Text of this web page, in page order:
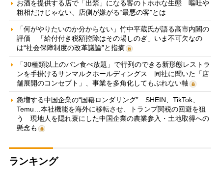
お酒を提供する店で「出禁」になる客のトホホな生態 嘔吐や
粗相だけじゃない、店側が嫌がる“最悪の客”とは
「何がやりたいのか分からない」竹中平蔵氏が語る高市内閣の
評価 「給付付き税額控除はその場しのぎ」いま不可欠なの
は“社会保障制度の改革議論”と指摘
「30種類以上のパン食べ放題」で行列のできる新形態レストラ
ンを手掛けるサンマルクホールディングス 同社に聞いた「店
舗展開のコンセプト」、事業を多角化してもぶれない軸
急増する中国企業の“国籍ロンダリング” SHEIN、TikTok、
Temu…本社機能を海外に移転させ、トランプ関税の回避を狙
う 現地人を隠れ蓑にした中国企業の農業参入・土地取得への
懸念も
ランキング